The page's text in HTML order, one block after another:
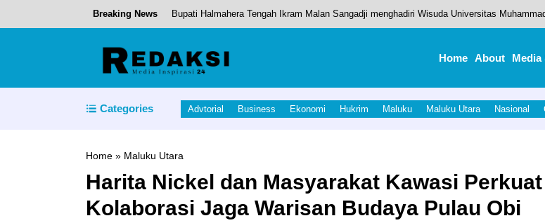
Breaking News Bupati Halmahera Tengah Ikram Malan Sangadji menghadiri Wisuda Universitas
Bupati Ikram, Paparkan Program di Musrenbang RKPD Tahun 2027
Ini pesan Sekda Halut; Sambut HUT Kabupaten Halmahera Utara Ke 23
Home About Media
Categories Advtorial Business Ekonomi Hukrim Maluku Maluku Utara Nasional
Home » Maluku Utara
Harita Nickel dan Masyarakat Kawasi Perkuat
Kolaborasi Jaga Warisan Budaya Pulau Obi